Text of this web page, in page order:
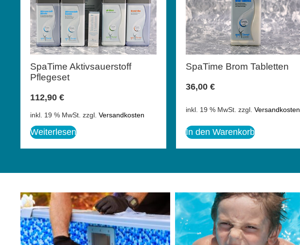
SpaTime Aktivsauerstoff
Pflegeset
112,90 €
inkl. 19 % MwSt. zzgl. Versandkosten
Weiterlesen
SpaTime Brom Tabletten
36,00 €
inkl. 19 % MwSt. zzgl. Versandkosten
In den Warenkorb